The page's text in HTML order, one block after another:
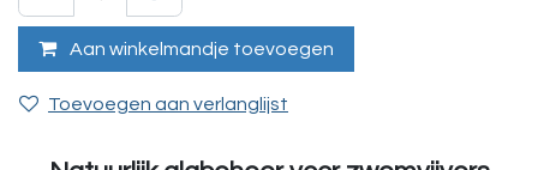
Aan winkelmandje toevoegen
Toevoegen aan verlanglijst